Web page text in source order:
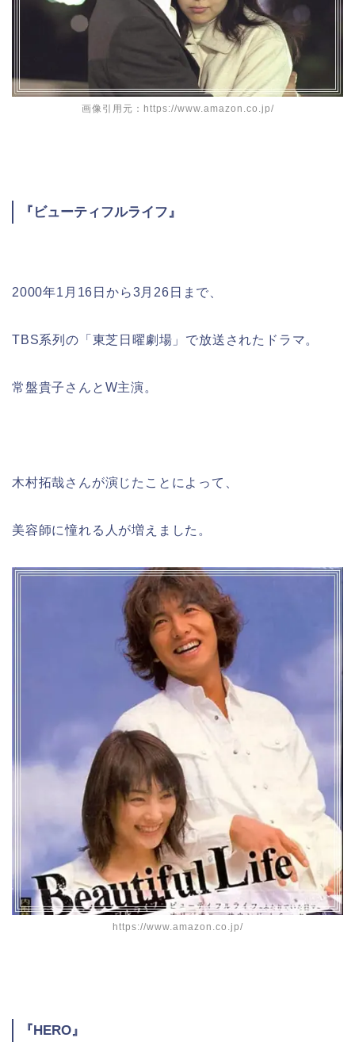
画像引用元：https://www.amazon.co.jp/
『ビューティフルライフ』
2000年1月16日から3月26日まで、
TBS系列の「東芝日曜劇場」で放送されたドラマ。
常盤貴子さんとW主演。
木村拓哉さんが演じたことによって、
美容師に憧れる人が増えました。
https://www.amazon.co.jp/
『HERO』